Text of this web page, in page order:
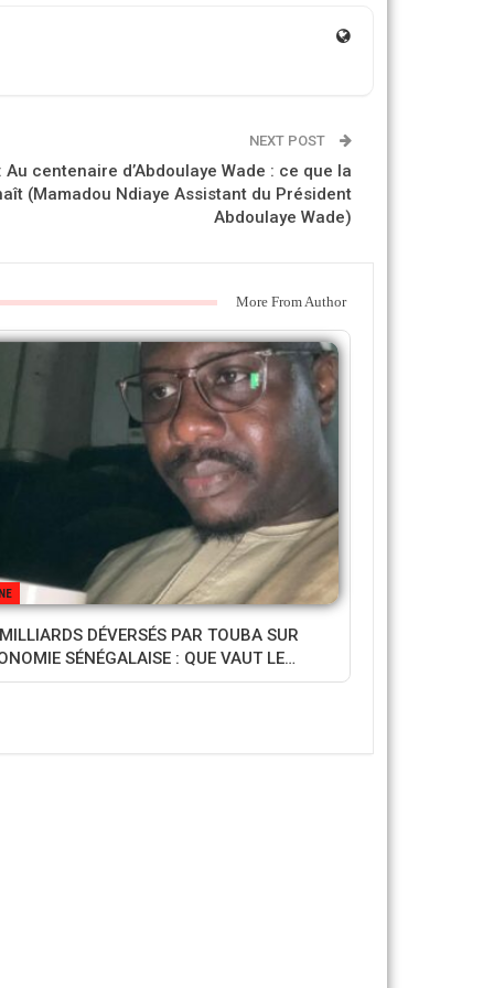
NEXT POST
centenaire d’Abdoulaye Wade : ce que la
(Mamadou Ndiaye Assistant du Président
Abdoulaye Wade)
More From Author
DÉVERSÉS PAR TOUBA SUR
SÉNÉGALAISE : QUE VAUT LE…